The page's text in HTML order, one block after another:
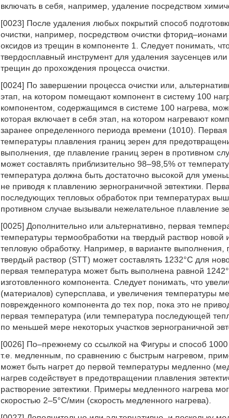
включать в себя, например, удаление посредством
[0023] После удаления любых покрытий способ
очистки, например, посредством очистки
оксидов из трещин в компоненте 1. Следует понимать,
твердосплавный инструмент для удаления заусенцев
трещин до прохождения процесса очистки.
[0024] По завершении процесса очистки или,
этап, на котором помещают компонент в систему 100
компонентом, содержащимся в системе 100 нагрева,
которая включает в себя этап, на котором нагревают
заранее определенного периода времени (1010).
температуры плавления границ зерен для
выполнения, где плавление границ зерен в противном
может составлять приблизительно 98–98,5% от
температура должна быть достаточно высокой для
не приводя к плавлению зернограничной эвтектики.
последующих тепловых обработок при температурах
противном случае вызывали нежелательное плавление
[0025] Дополнительно или альтернативно, первая
температуры термообработки на твердый раствор
тепловую обработку. Например, в варианте
твердый раствор (STT) может составлять 1232°C для
первая температура может быть выполнена равной
изготовленного компонента. Следует понимать, что
(материалов) суперсплава, и увеличения температуры
поврежденного компонента до тех пор, пока это не
первая температура (или температура последующей
по меньшей мере некоторых участков зернограничной
[0026] По–прежнему со ссылкой на Фигуры и способ
т.е. медленным, по сравнению с быстрым нагревом,
может быть нагрет до первой температуры медленно
нагрев содействует в предотвращении плавления
растворение эвтектики. Примеры медленного нагрева
скоростью 2–5°C/мин (скорость медленного нагрева).